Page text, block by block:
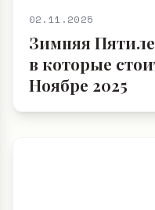
02.11.2025
Зимняя
в которые
Ноябре 2025